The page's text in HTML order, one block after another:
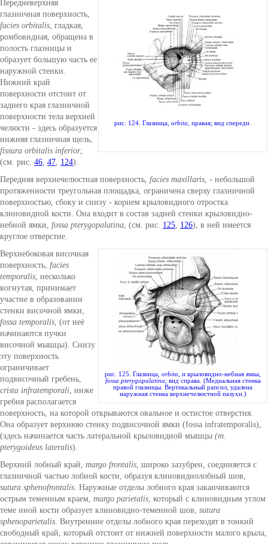
рис. 124. Глазница, orbita , правая; вид спереди.
Передневерхняя
глазничная поверхность,
facies orbitalis, гладкая,
ромбовидная, обращена в
полость глазницы и
образует большую часть ее
наружной стенки.
Нижний край
поверхности отстоит от
заднего края глазничной
поверхности тела верхней
челюсти - здесь образуется
нижняя глазничная щель,
fissura orbitalis inferior,
(см. рис. 46, 47, 124).
Передняя верхнечелюстная поверхность, facies maxillaris, - небольшой
протяженности треугольная площадка, ограничена сверху глазничной
поверхностью, сбоку и снизу - корнем крыловидного отростка
клиновидной кости. Она входит в состав задней стенки крыловидно-
небной ямки, fossa pterygopalatina, (см. рис. 125, 126), в ней имеется
круглое отверстие.
рис. 125. Глазница, orbita , и крыловидно-небная ямка,
fossa pterygopalatina; вид справа. (Медиальная стенка
правой глазницы. Вертикальный рапсил, удалена
наружная стенка верхнечелюстной пазухи.)
Верхнебоковая височная
поверхность, facies
temporalis, несколько
вогнутая, принимает
участие в образовании
стенки височной ямки,
fossa temporalis, (от неё
начинаются пучки
височной мышцы). Снизу
эту поверхность
ограничивает
подвисочный гребень,
crista infratemporali, ниже
гребня располагается
поверхность, на которой открываются овальное и остистое отверстия.
Она образует верхнюю стенку подвисочной ямки (fossa infratemporalis),
(здесь начинается часть латеральной крыловидной мышцы (m.
pterygoideus lateralis).
Верхний лобный край, margo frontalis, широко зазубрен, соединяется с
глазничной частью лобной кости, образуя клиновиднолобный шов,
sutura sphenofrontalis. Наружные отделы лобного края заканчиваются
острым теменным краем, margo parietalis, который с клиновидным углом
теме иной кости образует клиновидно-теменной шов, sutura
sphenoparietalis. Внутренние отделы лобного края переходят в тонкий
свободный край, который отстоит от нижней поверхности малого крыла,